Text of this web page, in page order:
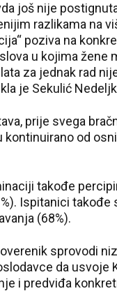
još nije
razlikama na
poziva na
u kojima žene
za jednak rad
je Sekulić
prije svega
od
takođe
Ispitanici takođe
(68%).
sprovodi
da usvoje
i predviđa